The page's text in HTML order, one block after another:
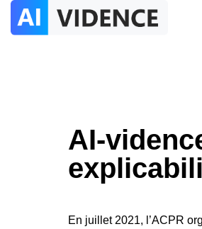
AI-
En juillet 2021, l’ACPR